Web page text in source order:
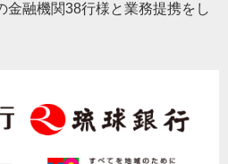
金融機関38行様と業務提携をし